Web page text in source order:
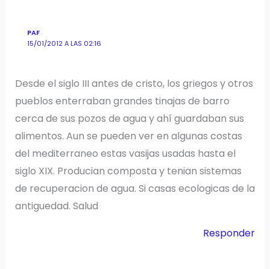
PAF
15/01/2012 A LAS 02:16
Desde el siglo III antes de cristo, los griegos y otros
pueblos enterraban grandes tinajas de barro
cerca de sus pozos de agua y ahí guardaban sus
alimentos. Aun se pueden ver en algunas costas
del mediterraneo estas vasijas usadas hasta el
siglo XIX. Producian composta y tenian sistemas
de recuperacion de agua. Si casas ecologicas de la
antiguedad. Salud
Responder